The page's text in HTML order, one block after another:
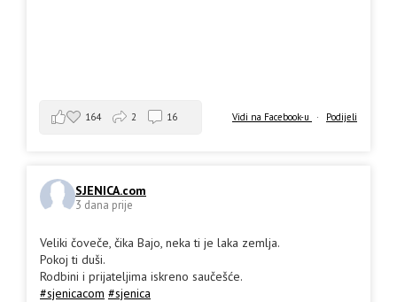
Vidi na Facebook-u · Podijeli
164 2 16
SJENICA.com
3 dana prije
Veliki čoveče, čika Bajo, neka ti je laka zemlja.
Pokoj ti duši.
Rodbini i prijateljima iskreno saučešće.
#sjenicacom #sjenica